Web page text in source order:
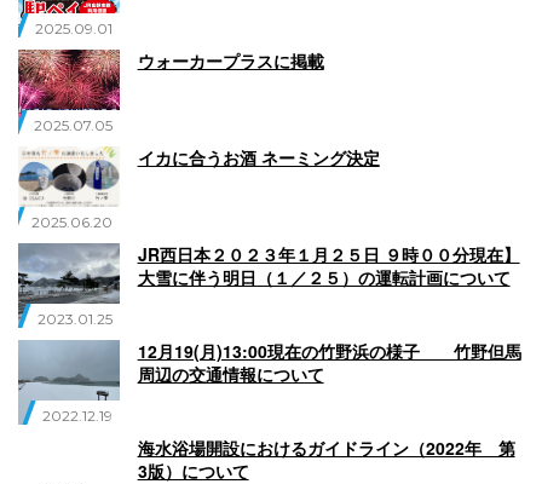
2025.09.01
2025.07.05
ウォーカープラスに掲載
2025.06.20
イカに合うお酒 ネーミング決定
2023.01.25
JR西日本２０２３年１月２５日 ９時００分現在】
大雪に伴う明日（１／２５）の運転計画について
2022.12.19
12月19(月)13:00現在の竹野浜の様子 竹野但馬
周辺の交通情報について
海水浴場開設におけるガイドライン（2022年 第
3版）について